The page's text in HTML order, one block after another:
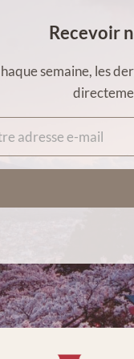
Recevoir
semaine, les